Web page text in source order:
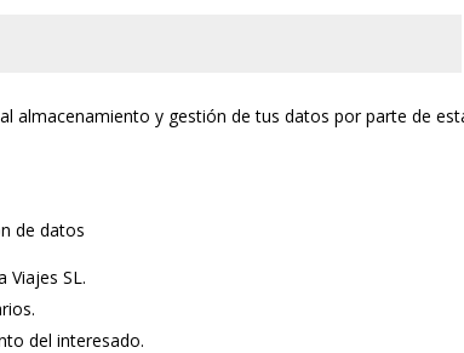
almacenamiento y gestión de tus datos por parte de
de datos
Viajes SL.
del interesado.